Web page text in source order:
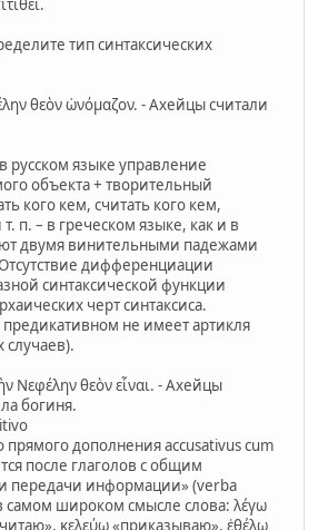
тип синтаксических
θεὸν ὠνόμαζον. - Ахейцы считали
языке управление
объекта + творительный
кого кем, считать кого кем,
п. – в греческом языке, как и в
двумя винительными падежами
дифференциации
синтаксической функции
черт синтаксиса.
не имеет артикля
Νεφέλην θεὸν εἶναι. - Ахейцы
богиня.
прямого дополнения accusativus cum
после глаголов с общим
передачи информации» (verba
самом широком смысле слова: λέγω
κελεύω «приказываю», ἐθέλω